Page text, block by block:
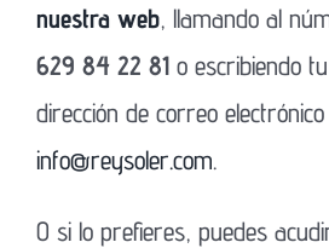
nuestra web, llamando al
629 84 22 81 o escribiendo
dirección de correo electrónico
info@reysoler.com.
O si lo prefieres, puedes